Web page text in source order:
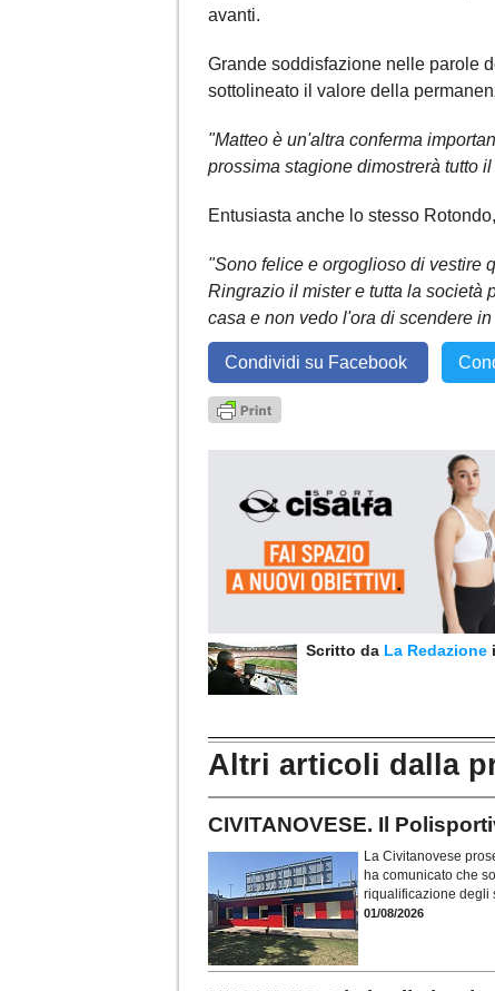
avanti.
Grande soddisfazione nelle parole
sottolineato il valore della
"Matteo è un'altra conferma
prossima stagione dimostrerà tutto
Entusiasta anche lo stesso
"Sono felice e orgoglioso di vestire
Ringrazio il mister e tutta la società
casa e non vedo l'ora di scendere
Condividi su Facebook
Scritto da La Redazione
Altri articoli dalla
CIVITANOVESE. Il
La Civitanovese
ha comunicato che
riqualificazione degli
01/08/2026